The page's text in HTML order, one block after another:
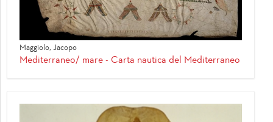
Maggiolo, Jacopo
Mediterraneo/ mare - Carta nautica del Mediterraneo